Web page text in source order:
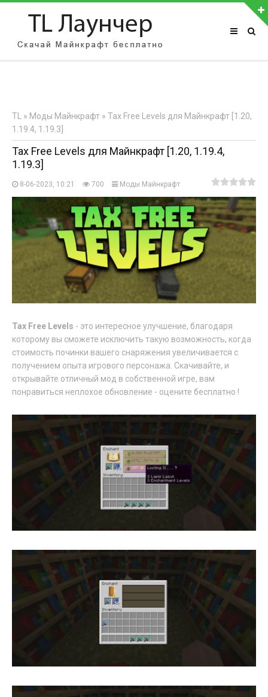
АВТОРИЗАЦИЯ НА САЙТЕ
Регистрация
TL » Моды Майнкрафт » Tax Free Levels для Майнкрафт [1.20,
1.19.4, 1.19.3]
Tax Free Levels для Майнкрафт [1.20, 1.19.4,
1.19.3]
8-06-2023, 10:21 700 Моды Майнкрафт
Tax Free Levels - это интересное улучшение, благодаря
которому вы сможете исключить такую возможность, когда
стоимость починки вашего снаряжения увеличивается с
получением опыта игрового персонажа. Скачивайте, и
открывайте отличный мод в собственной игре, вам
понравиться неплохое обновление - оцените бесплатно !